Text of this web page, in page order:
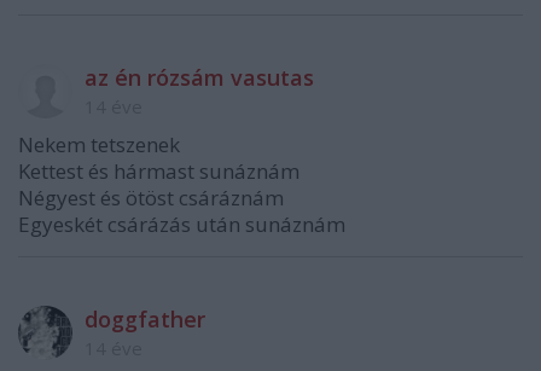
az én rózsám vasutas
Nekem tetszenek
Kettest és hármast sunáznám
Négyest és ötöst csáráznám
Egyeskét csárázás után sunáznám
doggfather